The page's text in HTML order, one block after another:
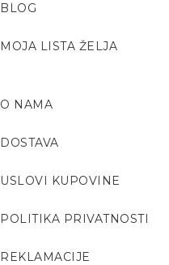
BLOG
MOJA LISTA ŽELJA
O NAMA
DOSTAVA
USLOVI KUPOVINE
POLITIKA PRIVATNOSTI
REKLAMACIJE